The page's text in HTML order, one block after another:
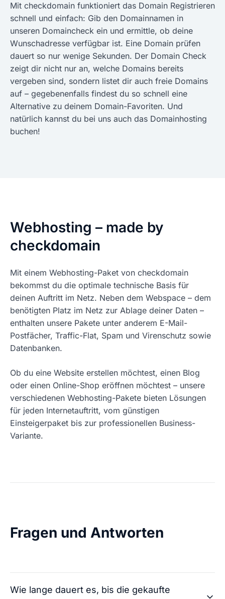
Mit checkdomain funktioniert das Domain Registrieren
schnell und einfach: Gib den Domainnamen in
unseren Domaincheck ein und ermittle, ob deine
Wunschadresse verfügbar ist. Eine Domain prüfen
dauert so nur wenige Sekunden. Der Domain Check
zeigt dir nicht nur an, welche Domains bereits
vergeben sind, sondern listet dir auch freie Domains
auf – gegebenenfalls findest du so schnell eine
Alternative zu deinem Domain-Favoriten. Und
natürlich kannst du bei uns auch das Domainhosting
buchen!
Webhosting – made by
checkdomain
Mit einem Webhosting-Paket von checkdomain
bekommst du die optimale technische Basis für
deinen Auftritt im Netz. Neben dem Webspace – dem
benötigten Platz im Netz zur Ablage deiner Daten –
enthalten unsere Pakete unter anderem E-Mail-
Postfächer, Traffic-Flat, Spam und Virenschutz sowie
Datenbanken.
Ob du eine Website erstellen möchtest, einen Blog
oder einen Online-Shop eröffnen möchtest – unsere
verschiedenen Webhosting-Pakete bieten Lösungen
für jeden Internetauftritt, vom günstigen
Einsteigerpaket bis zur professionellen Business-
Variante.
Fragen und Antworten
Wie lange dauert es, bis die gekaufte